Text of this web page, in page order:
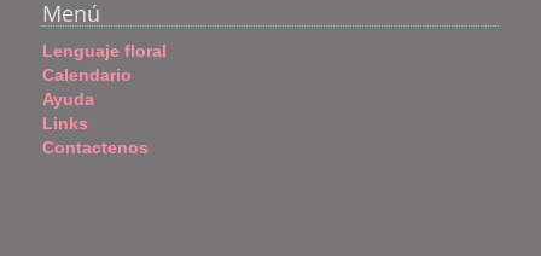
Menú
Lenguaje floral
Calendario
Ayuda
Links
Contactenos